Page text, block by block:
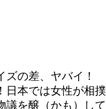
ズの差、ヤバイ！
日本では女性が相撲
議を醸（かも）して